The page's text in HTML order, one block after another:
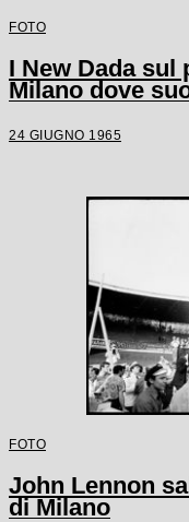
FOTO
I New Dada sul
Milano dove
24 GIUGNO 1965
FOTO
John Lennon
di Milano